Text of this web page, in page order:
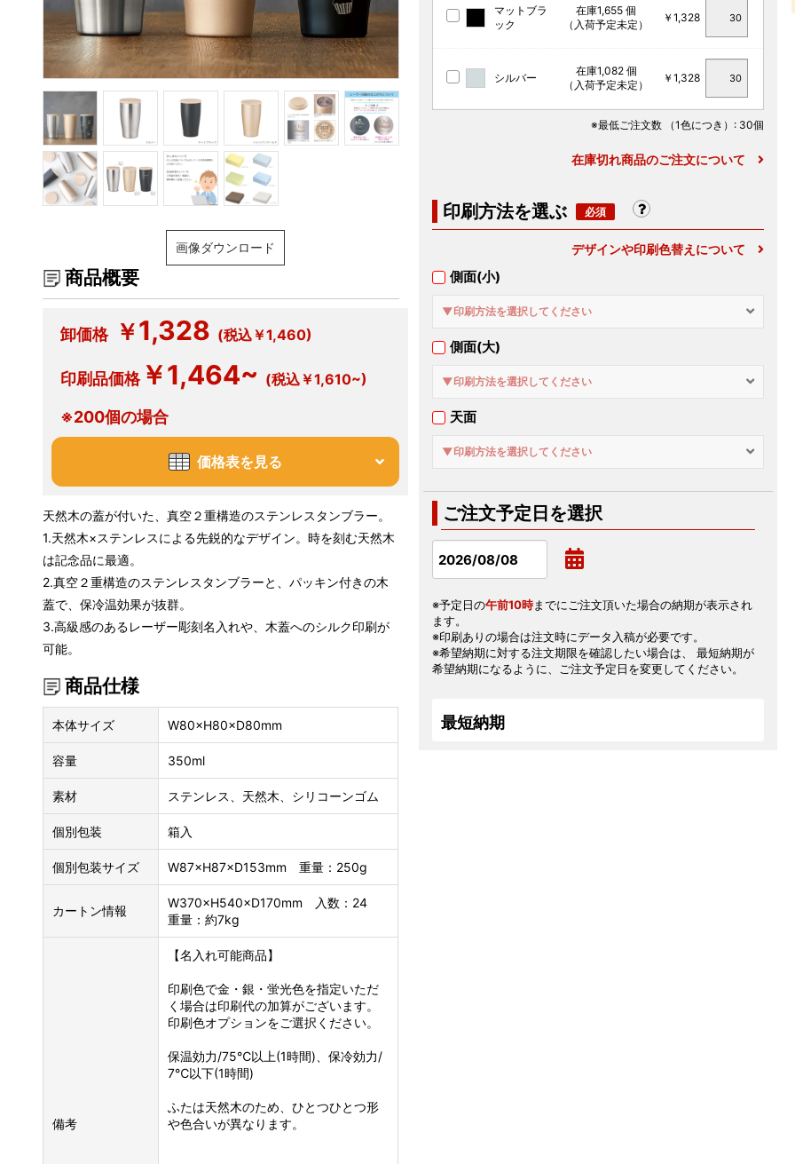
画像ダウンロード
商品概要
卸価格 ￥1,328 (税込￥1,460)
印刷品価格￥1,464~ (税込￥1,610~)
※200個の場合
価格表を見る
天然木の蓋が付いた、真空２重構造のステンレスタンブラー。
1.天然木×ステンレスによる先鋭的なデザイン。時を刻む天然木
は記念品に最適。
2.真空２重構造のステンレスタンブラーと、パッキン付きの木
蓋で、保冷温効果が抜群。
3.高級感のあるレーザー彫刻名入れや、木蓋へのシルク印刷が
可能。
商品仕様
本体サイズ W80×H80×D80mm
容量 350ml
素材 ステンレス、天然木、シリコーンゴム
個別包装 箱入
個別包装サイズ W87×H87×D153mm 重量：250g
カートン情報
W370×H540×D170mm 入数：24
重量：約7kg
備考
【名入れ可能商品】
印刷色で金・銀・蛍光色を指定いただ
く場合は印刷代の加算がございます。
印刷色オプションをご選択ください。
保温効力/75℃以上(1時間)、保冷効力/
7℃以下(1時間)
ふたは天然木のため、ひとつひとつ形
や色合いが異なります。
マットブラ
ック
在庫1,655 個
（入荷予定未定）
￥1,328
シルバー
在庫1,082 個
（入荷予定未定）
￥1,328
※最低ご注文数 （1色につき） : 30個
在庫切れ商品のご注文について
印刷方法を選ぶ
デザインや印刷色替えについて
側面(小)
▼印刷方法を選択してください
側面(大)
▼印刷方法を選択してください
天面
▼印刷方法を選択してください
ご注文予定日を選択
※予定日の午前10時までにご注文頂いた場合の納期が表示され
ます。
※印刷ありの場合は注文時にデータ入稿が必要です。
※希望納期に対する注文期限を確認したい場合は、 最短納期が
希望納期になるように、ご注文予定日を変更してください。
最短納期